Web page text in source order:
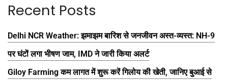
Recent Posts
Delhi NCR Weather: झमाझम बारिश से जनजीवन अस्त-व्यस्त: NH-9
पर घंटों लगा भीषण जाम, IMD ने जारी किया अलर्ट
Giloy Farming कम लागत में शुरू करें गिलोय की खेती, जानिए बुआई से